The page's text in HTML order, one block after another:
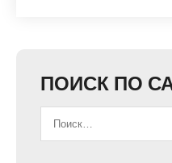
ПОИСК ПО